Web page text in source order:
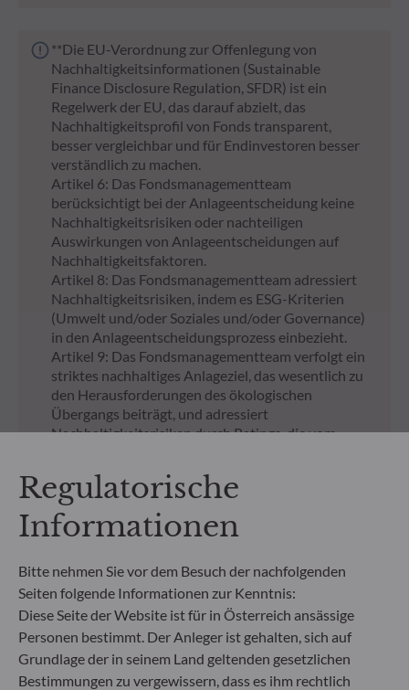
**Die EU-Verordnung zur Offenlegung von
Nachhaltigkeitsinformationen (Sustainable
Finance Disclosure Regulation, SFDR) ist ein
Regelwerk der EU, das darauf abzielt, das
Nachhaltigkeitsprofil von Fonds transparent,
besser vergleichbar und für Endinvestoren besser
verständlich zu machen.
Artikel 6: Das Fondsmanagementteam
berücksichtigt bei der Anlageentscheidung keine
Nachhaltigkeitsrisiken oder nachteiligen
Auswirkungen von Anlageentscheidungen auf
Nachhaltigkeitsfaktoren.
Artikel 8: Das Fondsmanagementteam adressiert
Nachhaltigkeitsrisiken, indem es ESG-Kriterien
(Umwelt und/oder Soziales und/oder Governance)
in den Anlageentscheidungsprozess einbezieht.
Artikel 9: Das Fondsmanagementteam verfolgt ein
striktes nachhaltiges Anlageziel, das wesentlich zu
den Herausforderungen des ökologischen
Übergangs beiträgt, und adressiert
Nachhaltigkeitsrisiken durch Ratings, die vom
Verwaltungsgesellschaft bereitgestellt werden.
NICHT GEZEICHNETE ANTEILKLASSEN
Unterlagen zu nicht
gezeichneten Anteilen an
unseren Fonds
Regulatorische
Informationen
Bitte nehmen Sie vor dem Besuch der nachfolgenden
Seiten folgende Informationen zur Kenntnis:
Diese Seite der Website ist für in Österreich ansässige
Personen bestimmt. Der Anleger ist gehalten, sich auf
Grundlage der in seinem Land geltenden gesetzlichen
Bestimmungen zu vergewissern, dass es ihm rechtlich